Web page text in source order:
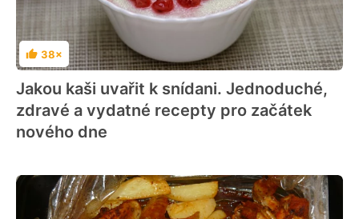
Hodnocení
38×
Jakou kaši uvařit k snídani. Jednoduché,
zdravé a vydatné recepty pro začátek
nového dne